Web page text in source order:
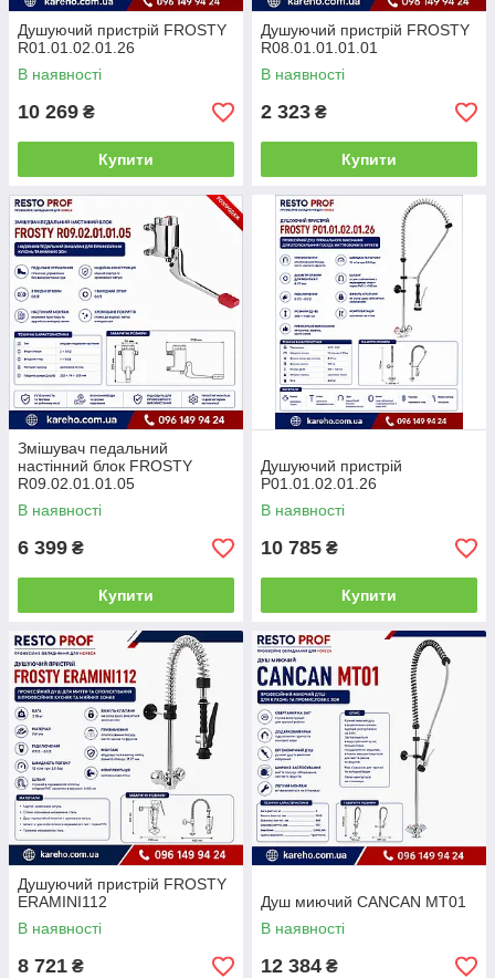
Душуючий пристрій FROSTY
R01.01.02.01.26
В наявності
10 269 ₴
Купити
Душуючий пристрій FROSTY
R08.01.01.01.01
В наявності
2 323 ₴
Купити
Змішувач педальний
настінний блок FROSTY
R09.02.01.01.05
В наявності
6 399 ₴
Купити
Душуючий пристрій
P01.01.02.01.26
В наявності
10 785 ₴
Купити
Душуючий пристрій FROSTY
ERAMINI112
В наявності
8 721 ₴
Душ миючий CANCAN MT01
В наявності
12 384 ₴